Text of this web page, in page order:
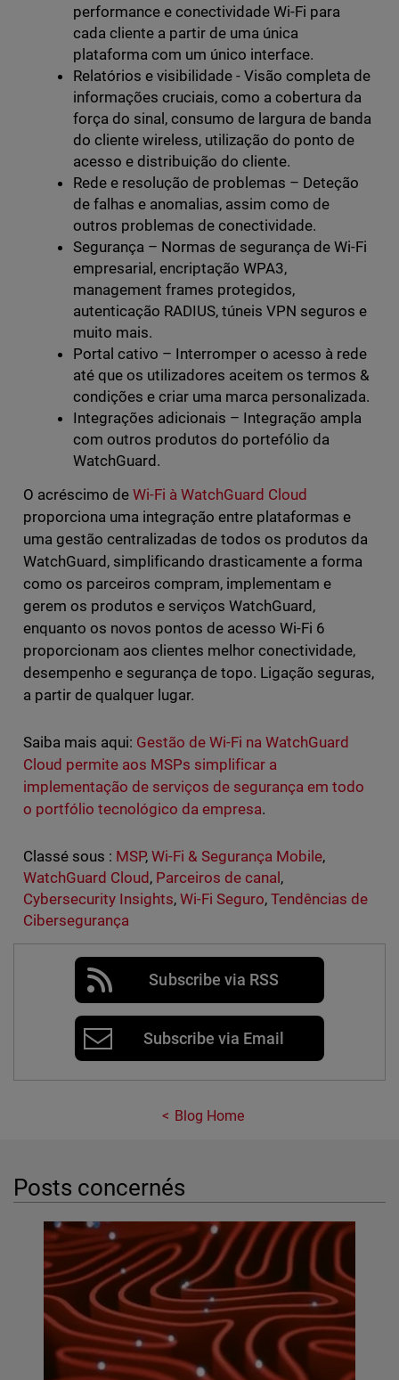
performance e conectividade Wi-Fi para
cada cliente a partir de uma única
plataforma com um único interface.
Relatórios e visibilidade - Visão completa de
informações cruciais, como a cobertura da
força do sinal, consumo de largura de banda
do cliente wireless, utilização do ponto de
acesso e distribuição do cliente.
Rede e resolução de problemas – Deteção
de falhas e anomalias, assim como de
outros problemas de conectividade.
Segurança – Normas de segurança de Wi-Fi
empresarial, encriptação WPA3,
management frames protegidos,
autenticação RADIUS, túneis VPN seguros e
muito mais.
Portal cativo – Interromper o acesso à rede
até que os utilizadores aceitem os termos &
condições e criar uma marca personalizada.
Integrações adicionais – Integração ampla
com outros produtos do portefólio da
WatchGuard.
O acréscimo de Wi-Fi à WatchGuard Cloud
proporciona uma integração entre plataformas e
uma gestão centralizadas de todos os produtos da
WatchGuard, simplificando drasticamente a forma
como os parceiros compram, implementam e
gerem os produtos e serviços WatchGuard,
enquanto os novos pontos de acesso Wi-Fi 6
proporcionam aos clientes melhor conectividade,
desempenho e segurança de topo. Ligação seguras,
a partir de qualquer lugar.
Saiba mais aqui: Gestão de Wi-Fi na WatchGuard
Cloud permite aos MSPs simplificar a
implementação de serviços de segurança em todo
o portfólio tecnológico da empresa.
Classé sous : MSP, Wi-Fi & Segurança Mobile,
WatchGuard Cloud , Parceiros de canal ,
Cybersecurity Insights, Wi-Fi Seguro,Tendências de
Cibersegurança
Subscribe via RSS
Subscribe via Email
Blog Home
Posts concernés